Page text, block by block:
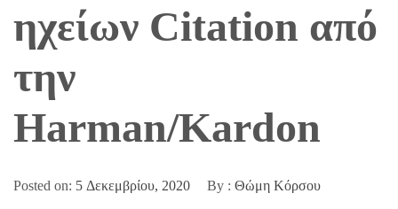
ηχείων Citation από
την
Harman/Kardon
Posted on: 5 Δεκεμβρίου, 2020 By : Θώμη Κόρσου